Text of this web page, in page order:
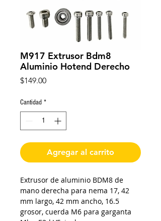
M917 Extrusor Bdm8
Aluminio Hotend Derecho
$149.00Precio
Cantidad *
Agregar al carrito
Extrusor de aluminio BDM8 de
mano derecha para nema 17, 42
mm largo, 42 mm ancho, 16.5
grosor, cuerda M6 para garganta